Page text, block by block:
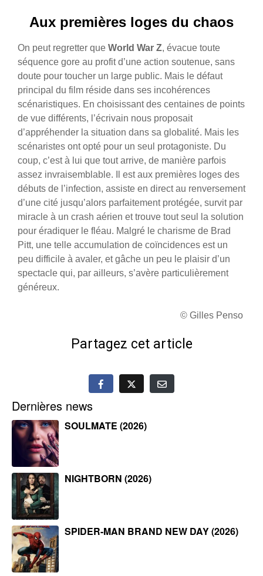
Aux premières loges du chaos
On peut regretter que World War Z, évacue toute
séquence gore au profit d’une action soutenue, sans
doute pour toucher un large public. Mais le défaut
principal du film réside dans ses incohérences
scénaristiques. En choisissant des centaines de points
de vue différents, l’écrivain nous proposait
d’appréhender la situation dans sa globalité. Mais les
scénaristes ont opté pour un seul protagoniste. Du
coup, c’est à lui que tout arrive, de manière parfois
assez invraisemblable. Il est aux premières loges des
débuts de l’infection, assiste en direct au renversement
d’une cité jusqu’alors parfaitement protégée, survit par
miracle à un crash aérien et trouve tout seul la solution
pour éradiquer le fléau. Malgré le charisme de Brad
Pitt, une telle accumulation de coïncidences est un
peu difficile à avaler, et gâche un peu le plaisir d’un
spectacle qui, par ailleurs, s’avère particulièrement
généreux.
© Gilles Penso
Partagez cet article
Dernières news
SOULMATE (2026)
NIGHTBORN (2026)
SPIDER-MAN BRAND NEW DAY (2026)